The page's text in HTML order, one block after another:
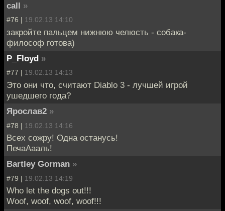
call »
#76 | 19.02.13 14:10
закройте пальцем нижнюю челюсть - собака-
философ готова)
P_Floyd »
#77 | 19.02.13 14:13
Это они что, считают Diablo 3 - лучшей игрой
ушедшего года?
Ярослав2 »
#78 | 19.02.13 14:16
Всех сожру! Одна останусь!
ПечаАааль!
Bartley Gorman »
#79 | 19.02.13 14:19
Who let the dogs out!!!
Woof, woof, woof, woof!!!